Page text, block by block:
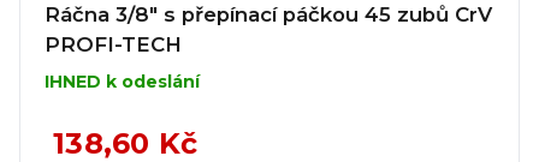
Ráčna 3/8" s přepínací páčkou 45 zubů CrV
PROFI-TECH
IHNED k odeslání
138,60 Kč